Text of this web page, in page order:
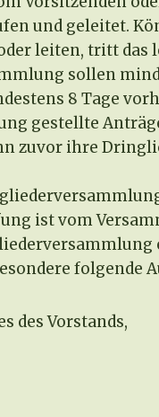
und geleitet.
leiten, tritt das
sollen
8 Tage
gestellte
zuvor ihre
ist vom
folgende
des Vorstands,